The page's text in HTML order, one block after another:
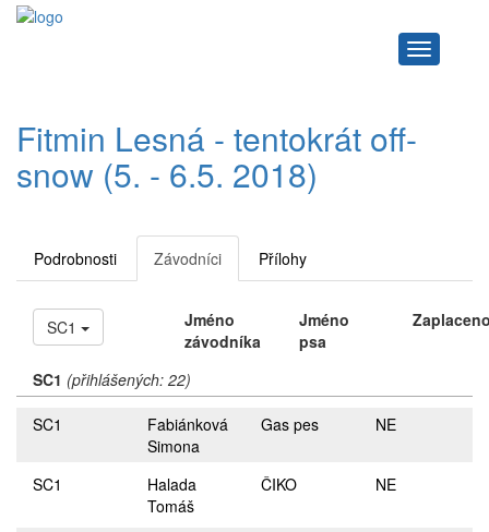
Navigace
Fitmin Lesná - tentokrát off-
snow (5. - 6.5. 2018)
Podrobnosti Závodníci Přílohy
SC1
Jméno
závodníka
Jméno
psa
SC1 (přihlášených: 22)
SC1
Fabiánková
Simona
Gas pes NE
SC1
Halada
Tomáš
ČIKO NE